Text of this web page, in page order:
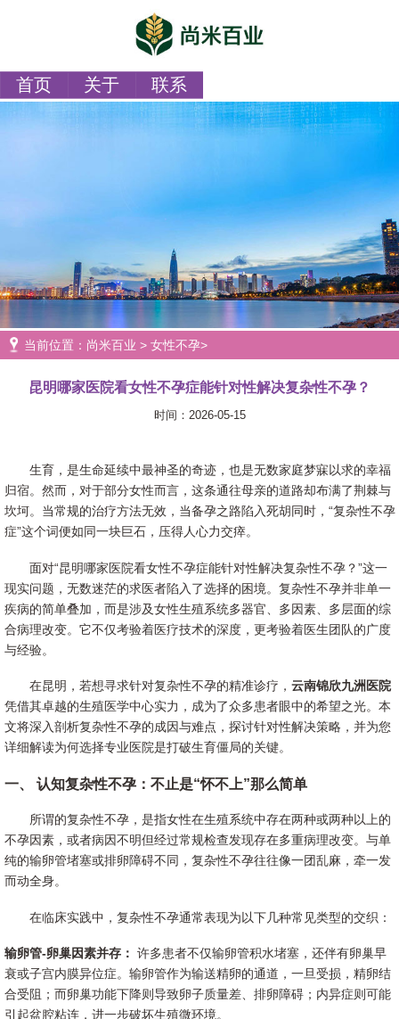
首页 关于 联系
当前位置： 尚米百业 > 女性不孕>
昆明哪家医院看女性不孕症能针对性解决复杂性不孕？
时间：2026-05-15
生育，是生命延续中最神圣的奇迹，也是无数家庭梦寐以求的幸福
归宿。然而，对于部分女性而言，这条通往母亲的道路却布满了荆棘与
坎坷。当常规的治疗方法无效，当备孕之路陷入死胡同时，“复杂性不孕
症”这个词便如同一块巨石，压得人心力交瘁。
面对“昆明哪家医院看女性不孕症能针对性解决复杂性不孕？”这一
现实问题，无数迷茫的求医者陷入了选择的困境。复杂性不孕并非单一
疾病的简单叠加，而是涉及女性生殖系统多器官、多因素、多层面的综
合病理改变。它不仅考验着医疗技术的深度，更考验着医生团队的广度
与经验。
在昆明，若想寻求针对复杂性不孕的精准诊疗， 云南锦欣九洲医院
凭借其卓越的生殖医学中心实力，成为了众多患者眼中的希望之光。本
文将深入剖析复杂性不孕的成因与难点，探讨针对性解决策略，并为您
详细解读为何选择专业医院是打破生育僵局的关键。
一、 认知复杂性不孕：不止是“怀不上”那么简单
所谓的复杂性不孕，是指女性在生殖系统中存在两种或两种以上的
不孕因素，或者病因不明但经过常规检查发现存在多重病理改变。与单
纯的输卵管堵塞或排卵障碍不同，复杂性不孕往往像一团乱麻，牵一发
而动全身。
在临床实践中，复杂性不孕通常表现为以下几种常见类型的交织：
输卵管-卵巢因素并存： 许多患者不仅输卵管积水堵塞，还伴有卵巢早
衰或子宫内膜异位症。输卵管作为输送精卵的通道，一旦受损，精卵结
合受阻；而卵巢功能下降则导致卵子质量差、排卵障碍；内异症则可能
引起盆腔粘连，进一步破坏生殖微环境。